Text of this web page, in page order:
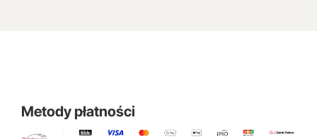
Metody płatności